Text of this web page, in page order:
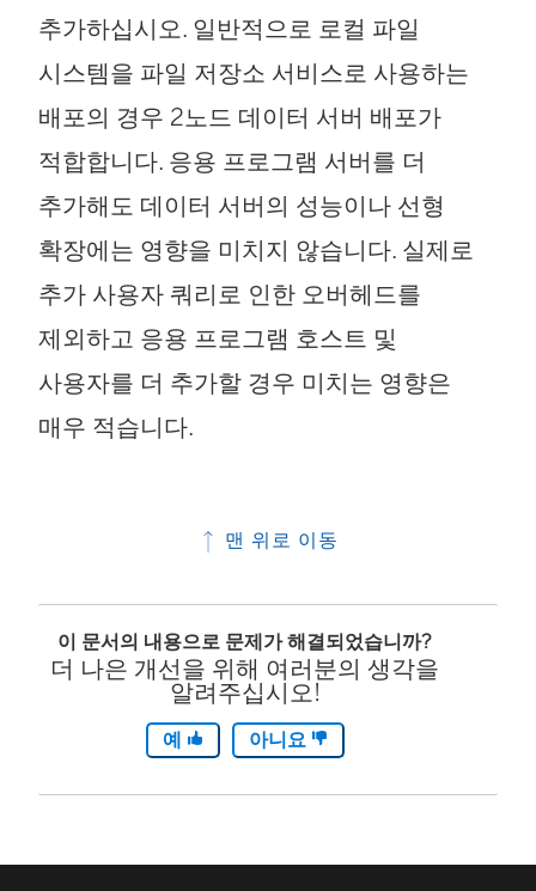
추가하십시오. 일반적으로 로컬 파일
시스템을 파일 저장소 서비스로 사용하는
배포의 경우 2노드 데이터 서버 배포가
적합합니다. 응용 프로그램 서버를 더
추가해도 데이터 서버의 성능이나 선형
확장에는 영향을 미치지 않습니다. 실제로
추가 사용자 쿼리로 인한 오버헤드를
제외하고 응용 프로그램 호스트 및
사용자를 더 추가할 경우 미치는 영향은
매우 적습니다.
맨 위로 이동
이 문서의 내용으로 문제가 해결되었습니까?
더 나은 개선을 위해 여러분의 생각을
알려주십시오!
예 아니요